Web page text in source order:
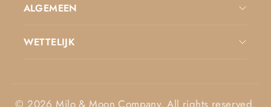
ALGEMEEN
WETTELIJK
© 2026 Milo & Moon Company. All rights reserved.